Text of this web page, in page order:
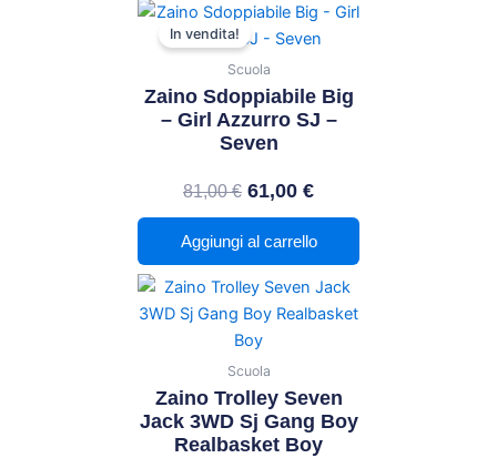
In vendita!
Scuola
Zaino Sdoppiabile Big
– Girl Azzurro SJ –
Seven
81,00€
Il
prezzo
originale
era:
81,00 €.
61,00 €
Il
prezzo
è:
61,00 €.
Aggiungi al carrello
Scuola
Zaino Trolley Seven
Jack 3WD Sj Gang Boy
Realbasket Boy